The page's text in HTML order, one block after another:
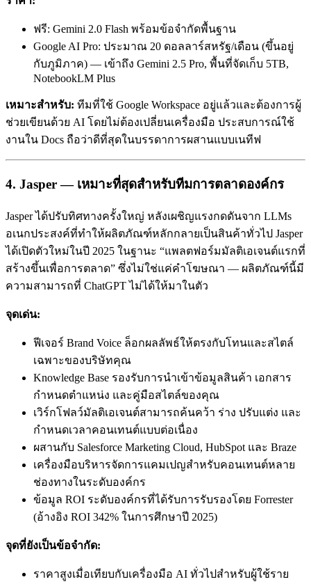
ฟรี: Gemini 2.0 Flash พร้อมข้อจำกัดพื้นฐาน
Google AI Pro: ประมาณ 20 ดอลลาร์สหรัฐ/เดือน (ขึ้นอยู่
กับภูมิภาค) — เข้าถึง Gemini 2.5 Pro, พื้นที่จัดเก็บ 5TB,
NotebookLM Plus
เหมาะสำหรับ: ทีมที่ใช้ Google Workspace อยู่แล้วและต้องการผู้
ช่วยเขียนด้วย AI โดยไม่ต้องเปลี่ยนเครื่องมือ ประสบการณ์ใช้
งานใน Docs ถือว่าดีที่สุดในบรรดาการผสานแบบเนทีฟ
4. Jasper — เหมาะที่สุดสำหรับทีมการตลาดองค์กร
Jasper ได้ปรับทิศทางครั้งใหญ่ หลังเผชิญแรงกดดันจาก LLMs
อเนกประสงค์ที่ทำให้ผลิตภัณฑ์หลักกลายเป็นสินค้าทั่วไป Jasper
ได้เปิดตัวใหม่ในปี 2025 ในฐานะ “แพลตฟอร์มมัลติเอเจนต์แรกที่
สร้างขึ้นเพื่อการตลาด” ซึ่งไม่ใช่แค่คำโฆษณา — ผลิตภัณฑ์นี้มี
ความสามารถที่ ChatGPT ไม่ได้ให้มาในตัว
จุดเด่น:
ฟีเจอร์ Brand Voice ล็อกผลลัพธ์ให้ตรงกับโทนและสไตล์
เฉพาะของบริษัทคุณ
Knowledge Base รองรับการนำเข้าข้อมูลสินค้า เอกสาร
กำหนดตำแหน่ง และคู่มือสไตล์ของคุณ
เวิร์กโฟลว์มัลติเอเจนต์สามารถค้นคว้า ร่าง ปรับแต่ง และ
กำหนดเวลาคอนเทนต์แบบต่อเนื่อง
ผสานกับ Salesforce Marketing Cloud, HubSpot และ Braze
เครื่องมือบริหารจัดการแคมเปญสำหรับคอนเทนต์หลาย
ช่องทางในระดับองค์กร
ข้อมูล ROI ระดับองค์กรที่ได้รับการรับรองโดย Forrester
(อ้างอิง ROI 342% ในการศึกษาปี 2025)
จุดที่ยังเป็นข้อจำกัด:
ราคาสูงเมื่อเทียบกับเครื่องมือ AI ทั่วไปสำหรับผู้ใช้ราย